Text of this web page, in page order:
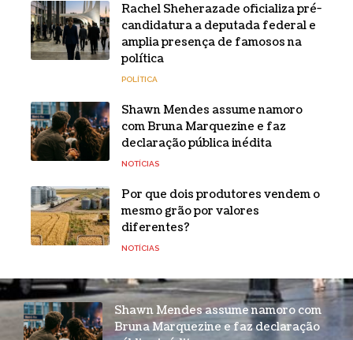
Rachel Sheherazade oficializa pré-
candidatura a deputada federal e
amplia presença de famosos na
política
POLÍTICA
Shawn Mendes assume namoro
com Bruna Marquezine e faz
declaração pública inédita
NOTÍCIAS
Por que dois produtores vendem o
mesmo grão por valores
diferentes?
NOTÍCIAS
Shawn Mendes assume namoro com
Bruna Marquezine e faz declaração